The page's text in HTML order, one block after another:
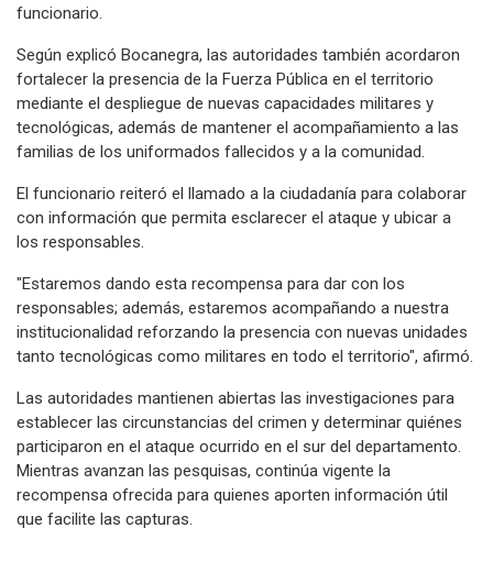
funcionario.
Según explicó Bocanegra, las autoridades también acordaron
fortalecer la presencia de la Fuerza Pública en el territorio
mediante el despliegue de nuevas capacidades militares y
tecnológicas, además de mantener el acompañamiento a las
familias de los uniformados fallecidos y a la comunidad.
El funcionario reiteró el llamado a la ciudadanía para colaborar
con información que permita esclarecer el ataque y ubicar a
los responsables.
"Estaremos dando esta recompensa para dar con los
responsables; además, estaremos acompañando a nuestra
institucionalidad reforzando la presencia con nuevas unidades
tanto tecnológicas como militares en todo el territorio", afirmó.
Las autoridades mantienen abiertas las investigaciones para
establecer las circunstancias del crimen y determinar quiénes
participaron en el ataque ocurrido en el sur del departamento.
Mientras avanzan las pesquisas, continúa vigente la
recompensa ofrecida para quienes aporten información útil
que facilite las capturas.